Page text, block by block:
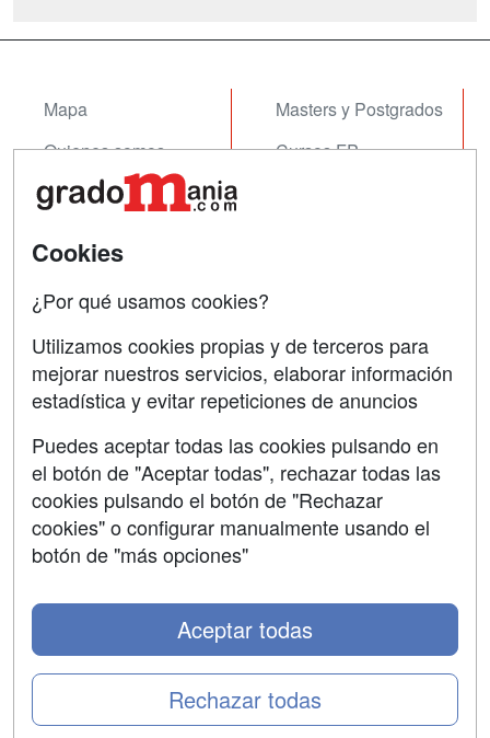
Mapa
Quienes somos
Tarifas publicidad
Masters y Postgrados
Cursos FP
Contactar
Confidencialidad
Copyleft
SÍGUENOS EN:
Cookies
¿Por qué usamos cookies?
Utilizamos cookies propias y de terceros para
mejorar nuestros servicios, elaborar información
estadística y evitar repeticiones de anuncios
Puedes aceptar todas las cookies pulsando en
el botón de "Aceptar todas", rechazar todas las
cookies pulsando el botón de "Rechazar
cookies" o configurar manualmente usando el
botón de "más opciones"
Rechazar todas
Aceptar todas